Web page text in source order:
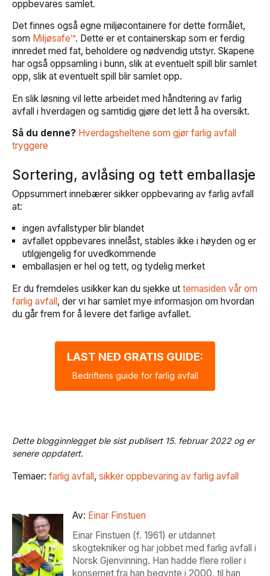
oppbevares samlet.
Det finnes også egne miljøcontainere for dette formålet,
som Miljøsafe™. Dette er et containerskap som er ferdig
innredet med fat, beholdere og nødvendig utstyr. Skapene
har også oppsamling i bunn, slik at eventuelt spill blir samlet
opp, slik at eventuelt spill blir samlet opp.
En slik løsning vil lette arbeidet med håndtering av farlig
avfall i hverdagen og samtidig gjøre det lett å ha oversikt.
Så du denne? Hverdagsheltene som gjør farlig avfall
tryggere
Sortering, avlåsing og tett emballasje
Oppsummert innebærer sikker oppbevaring av farlig avfall
at:
ingen avfallstyper blir blandet
avfallet oppbevares innelåst, stables ikke i høyden og er
utilgjengelig for uvedkommende
emballasjen er hel og tett, og tydelig merket
Er du fremdeles usikker kan du sjekke ut temasiden vår om
farlig avfall, der vi har samlet mye informasjon om hvordan
du går frem for å levere det farlige avfallet.
LAST NED GRATIS GUIDE:
Bedriftens guide for farlig avfall
Dette blogginnlegget ble sist publisert 15. februar 2022 og er
senere oppdatert.
Temaer: farlig avfall , sikker oppbevaring av farlig avfall
Av: Einar Finstuen
Einar Finstuen (f. 1961) er utdannet
skogtekniker og har jobbet med farlig avfall i
Norsk Gjenvinning. Han hadde flere roller i
konsernet fra han begynte i 2000, til han